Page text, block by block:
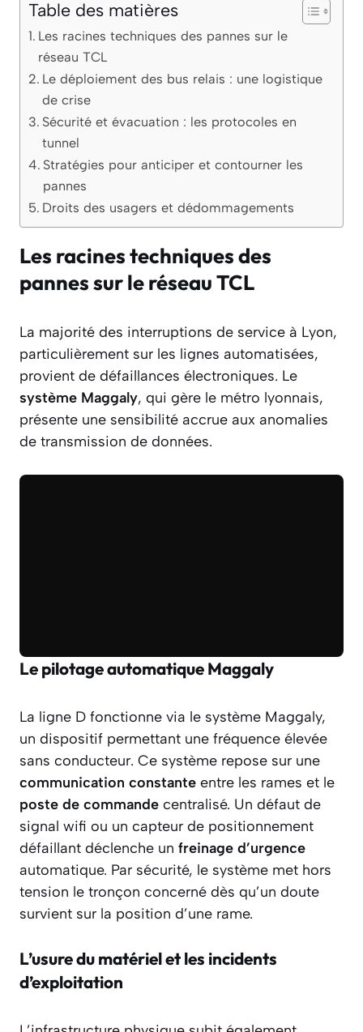
Table des matières
Les racines techniques des pannes sur le
réseau TCL
Le déploiement des bus relais : une logistique
de crise
Sécurité et évacuation : les protocoles en
tunnel
Stratégies pour anticiper et contourner les
pannes
Droits des usagers et dédommagements
Les racines techniques des
pannes sur le réseau TCL
La majorité des interruptions de service à Lyon,
particulièrement sur les lignes automatisées,
provient de défaillances électroniques. Le
système Maggaly, qui gère le métro lyonnais,
présente une sensibilité accrue aux anomalies
de transmission de données.
Le pilotage automatique Maggaly
La ligne D fonctionne via le système Maggaly,
un dispositif permettant une fréquence élevée
sans conducteur. Ce système repose sur une
communication constante entre les rames et le
poste de commande centralisé. Un défaut de
signal wifi ou un capteur de positionnement
défaillant déclenche un freinage d’urgence
automatique. Par sécurité, le système met hors
tension le tronçon concerné dès qu’un doute
survient sur la position d’une rame.
L’usure du matériel et les incidents
d’exploitation